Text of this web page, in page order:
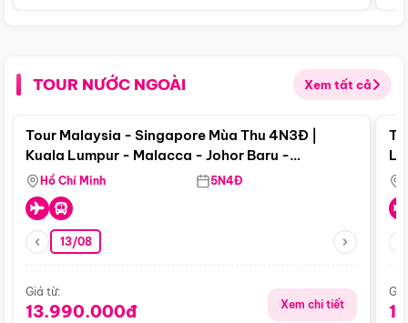
TOUR NƯỚC NGOÀI Xem tất cả
Điểm nổi bật
Tour Malaysia - Singapore Mùa Thu 4N3Đ |
Kuala Lumpur - Malacca - Johor Baru -
Singapore
Hồ Chí Minh 5N4Đ
13/08
Giá từ:
13.990.000đ Xem chi tiết